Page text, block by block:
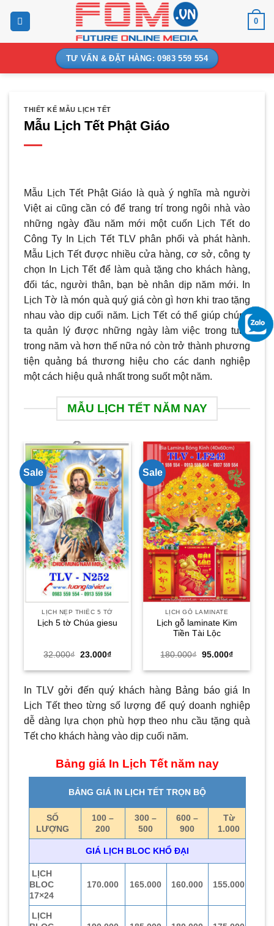
0
TƯ VẤN & ĐẶT HÀNG: 0983 559 554
THIẾT KẾ MẪU LỊCH TẾT
Mẫu Lịch Tết Phật Giáo
Mẫu Lịch Tết Phật Giáo là quà ý nghĩa mà người
Việt ai cũng cần có để trang trí trong ngôi nhà vào
những ngày đầu năm mới một cuốn Lịch Tết do
Công Ty In Lịch Tết TLV phân phối và phát hành.
Mẫu Lịch Tết được nhiều cửa hàng, cơ sở, công ty
chọn In Lịch Tết để làm quà tặng cho khách hàng,
đối tác, người thân, bạn bè nhân dịp năm mới. In
Lịch Tờ là món quà quý giá còn gì hơn khi trao tặng
nhau vào dịp cuối năm. Lịch Tết có thể giúp chúng
ta quản lý được những ngày làm việc trong tuần
trong năm và hơn thế nữa nó còn trở thành phương
tiện quảng bá thương hiệu cho các danh nghiệp
một cách hiệu quả nhất trong suốt một năm.
MẪU LỊCH TẾT NĂM NAY
Sale
LỊCH NẸP THIẾC 5 TỜ
Lịch 5 tờ Chúa giesu
32.000₫ Giá
là:
23.000₫Giá
tại
23.000₫.
Sale
LỊCH GỖ LAMINATE
Lịch gỗ laminate Kim
Tiền Tài Lộc
180.000₫ Giá
là:
95.000₫Giá
tại
95.000₫.
In TLV gởi đến quý khách hàng Bảng báo giá In
Lịch Tết theo từng số lượng để quý doanh nghiệp
dễ dàng lựa chọn phù hợp theo nhu cầu tặng quà
Tết cho khách hàng vào dịp cuối năm.
Bảng giá In Lịch Tết năm nay
BẢNG GIÁ IN LỊCH TẾT TRỌN BỘ
SỐ
LƯỢNG
100 –
200
300 –
500
600 –
900
Từ
1.000
GIÁ LỊCH BLOC KHỔ ĐẠI
LỊCH
BLOC
17×24
170.000 165.000 160.000 155.000
LỊCH